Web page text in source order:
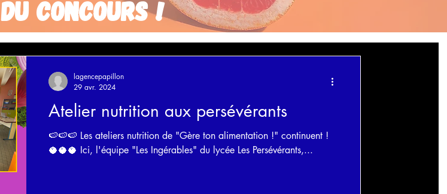
du concours !
Atelier nutrition aux persévérants
🍉🍉🍉 Les ateliers nutrition de "Gère ton alimentation !" continuent !
🥥🥥🥥 Ici, l'équipe "Les Ingérables" du lycée Les Persévérants,...
lagencepapillon
29 avr. 2024